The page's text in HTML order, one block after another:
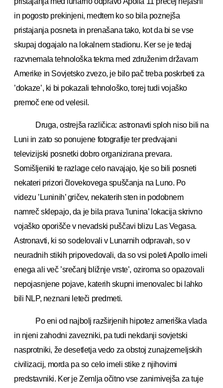
in pogosto prekinjeni, medtem ko so bila poznejša
pristajanja posneta in prenašana tako, kot da bi se vse
skupaj dogajalo na lokalnem stadionu. Ker se je tedaj
razvnemala tehnološka tekma med združenim državam
Amerike in Sovjetsko zvezo, je bilo pač treba poskrbeti za
’dokaze’, ki bi pokazali tehnološko, torej tudi vojaško
premoč ene od velesil.
Druga, ostrejša različica: astronavti sploh niso bili na
Luni in zato so ponujene fotografije ter predvajani
televizijski posnetki dobro organizirana prevara.
Somišljeniki te razlage celo navajajo, kje so bili posneti
nekateri prizori človekovega spuščanja na Luno. Po
videzu ’Luninih’ gričev, nekaterih sten in podobnem
namreč sklepajo, da je bila prava ’lunina’ lokacija skrivno
vojaško oporišče v nevadski puščavi blizu Las Vegasa.
Astronavti, ki so sodelovali v Lunarnih odpravah, so v
neuradnih stikih pripovedovali, da so vsi poleti Apollo imeli
enega ali več ’srečanj bližnje vrste’, oziroma so opazovali
nepojasnjene pojave, katerih skupni imenovalec bi lahko
bili NLP, neznani leteči predmeti.
Po eni od najbolj razširjenih hipotez ameriška vlada
in njeni zahodni zavezniki, pa tudi nekdanji sovjetski
nasprotniki, že desetletja vedo za obstoj zunajzemeljskih
civilizacij, morda pa so celo imeli stike z njihovimi
predstavniki. Ker je Zemlja očitno vse zanimivejša za tuje